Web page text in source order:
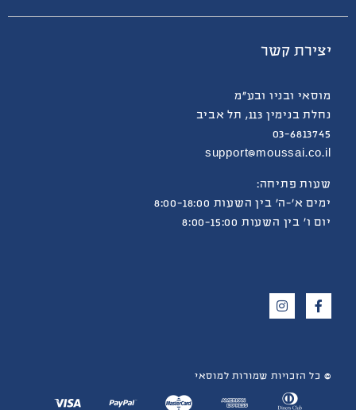
יצירת קשר
מוסאי ובניו ובע”מ
נחלת בנימין 113, תל אביב
03-6813745
support@moussai.co.il
שעות פתיחה:
ימים א’-ה’ בין השעות 8:00-18:00
יום ו’ בין השעות 8:00-15:00
© כל הזכויות שמורות למוסאי